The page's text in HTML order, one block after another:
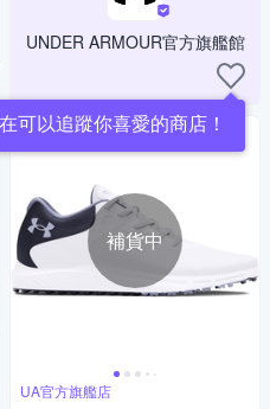
UNDER ARMOUR官方旗艦館
可以追蹤你喜愛的商店！
補貨中
UA官方旗艦店